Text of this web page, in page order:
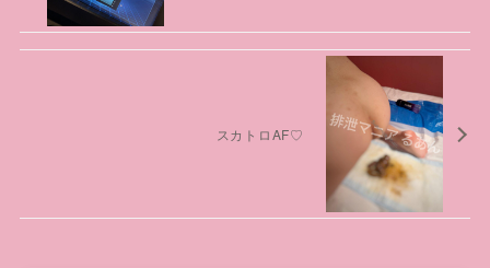
スカトロAF♡